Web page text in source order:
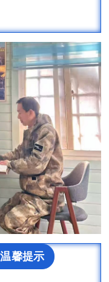
馨提示